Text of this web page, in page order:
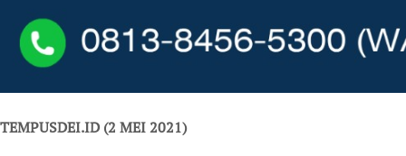
TEMPUSDEI.ID (2 MEI 2021)